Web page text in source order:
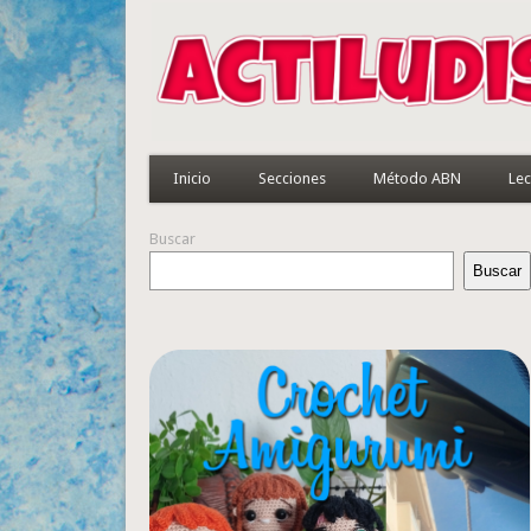
Inicio Secciones Método ABN
Buscar
Buscar